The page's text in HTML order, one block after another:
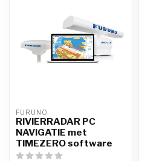
FURUNO
RIVIERRADAR PC
NAVIGATIE met
TIMEZERO software